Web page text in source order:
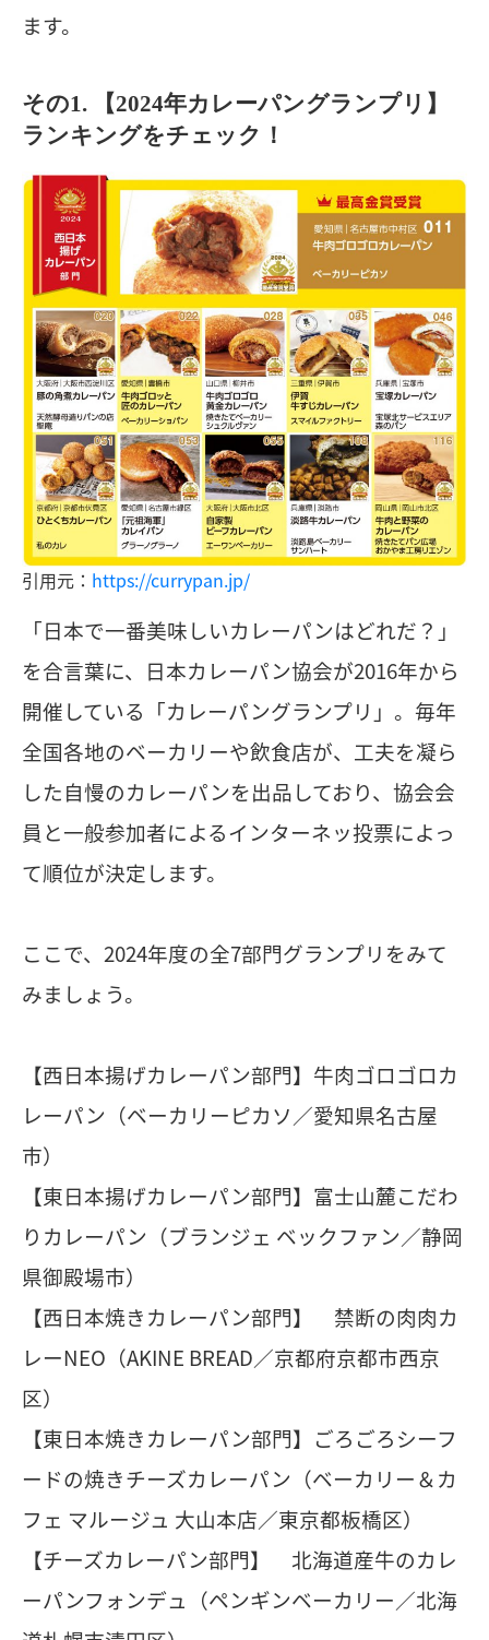
ます。
その1. 【2024年カレーパングランプリ】
ランキングをチェック！
引用元： https://currypan.jp/
「日本で一番美味しいカレーパンはどれだ？」
を合言葉に、日本カレーパン協会が2016年から
開催している「カレーパングランプリ」。毎年
全国各地のベーカリーや飲食店が、工夫を凝ら
した自慢のカレーパンを出品しており、協会会
員と一般参加者によるインターネッ投票によっ
て順位が決定します。
ここで、2024年度の全7部門グランプリをみて
みましょう。
【西日本揚げカレーパン部門】牛肉ゴロゴロカ
レーパン（ベーカリーピカソ／愛知県名古屋
市）
【東日本揚げカレーパン部門】富士山麓こだわ
りカレーパン（ブランジェ ベックファン／静岡
県御殿場市）
【西日本焼きカレーパン部門】 禁断の肉肉カ
レーNEO（AKINE BREAD／京都府京都市西京
区）
【東日本焼きカレーパン部門】ごろごろシーフ
ードの焼きチーズカレーパン（ベーカリー＆カ
フェ マルージュ 大山本店／東京都板橋区）
【チーズカレーパン部門】 北海道産牛のカレ
ーパンフォンデュ（ペンギンベーカリー／北海